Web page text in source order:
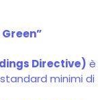
Green”
Directive) è
minimi di